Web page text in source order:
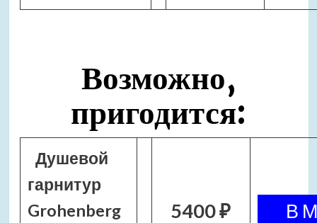
Возможно,
пригодится:
Душевой
гарнитур
Grohenberg
5400 ₽